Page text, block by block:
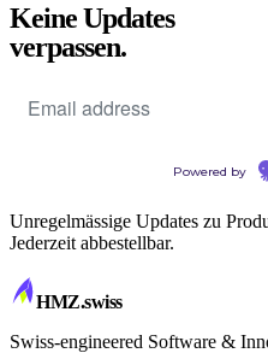
Keine Updates
verpassen.
Powered by
Unregelmässige Updates zu
Jederzeit abbestellbar.
HMZ.swiss
Swiss-engineered Software &